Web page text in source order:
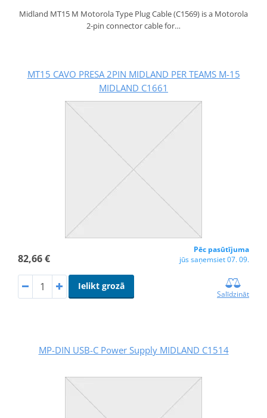
Midland MT15 M Motorola Type Plug Cable (C1569) is a Motorola
2-pin connector cable for…
MT15 CAVO PRESA 2PIN MIDLAND PER TEAMS M-15
MIDLAND C1661
82,66 €
Pēc pasūtījuma
jūs saņemsiet 07. 09.
Ielikt grozā
Salīdzināt
MP-DIN USB-C Power Supply MIDLAND C1514